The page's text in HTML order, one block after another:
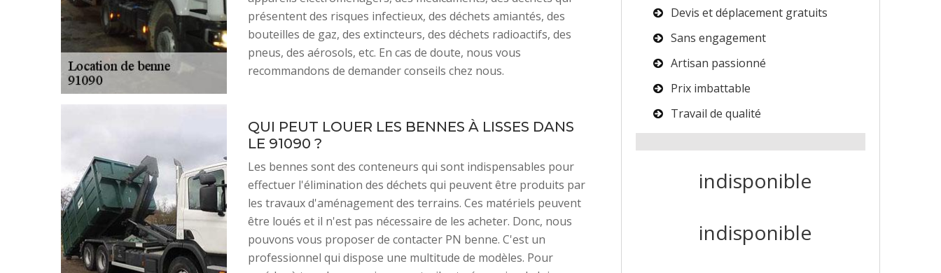
présentent des risques infectieux, des déchets amiantés, des
bouteilles de gaz, des extincteurs, des déchets radioactifs, des
pneus, des aérosols, etc. En cas de doute, nous vous
recommandons de demander conseils chez nous.
QUI PEUT LOUER LES BENNES À LISSES DANS
LE 91090 ?
Les bennes sont des conteneurs qui sont indispensables pour
effectuer l'élimination des déchets qui peuvent être produits par
les travaux d'aménagement des terrains. Ces matériels peuvent
être loués et il n'est pas nécessaire de les acheter. Donc, nous
pouvons vous proposer de contacter PN benne. C'est un
professionnel qui dispose une multitude de modèles. Pour
Devis et déplacement gratuits
Sans engagement
Artisan passionné
Prix imbattable
Travail de qualité
indisponible
indisponible